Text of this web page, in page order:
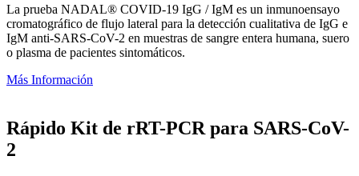
La prueba NADAL® COVID-19 IgG / IgM es un inmunoensayo
cromatográfico de flujo lateral para la detección cualitativa de IgG e
IgM anti-SARS-CoV-2 en muestras de sangre entera humana, suero
o plasma de pacientes sintomáticos.
Más Información
Rápido Kit de rRT-PCR para SARS-CoV-
2